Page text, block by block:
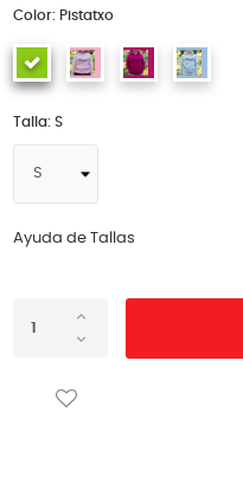
Color: Pistatxo
Talla: S
Ayuda de Tallas